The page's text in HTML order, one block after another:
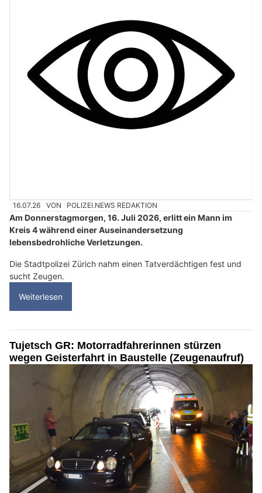
16.07.26 VON POLIZEI.NEWS REDAKTION
Am Donnerstagmorgen, 16. Juli 2026, erlitt ein Mann im
Kreis 4 während einer Auseinandersetzung
lebensbedrohliche Verletzungen.
Die Stadtpolizei Zürich nahm einen Tatverdächtigen fest und
sucht Zeugen.
Weiterlesen
Tujetsch GR: Motorradfahrerinnen stürzen
wegen Geisterfahrt in Baustelle (Zeugenaufruf)